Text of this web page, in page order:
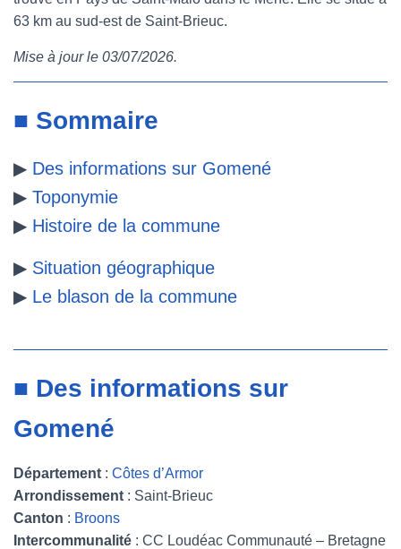
e
b
o
k
t
t
r
t
e
e
s
b
63 km au sud-est de Saint-Brieuc.
Mise à jour le 03/07/2026.
■ Sommaire
▶ Des informations sur Gomené
▶ Toponymie
▶ Histoire de la commune
▶ Situation géographique
▶ Le blason de la commune
■ Des informations sur
Gomené
Département : Côtes d’Armor
Arrondissement : Saint-Brieuc
Canton : Broons
Intercommunalité : CC Loudéac Communauté – Bretagne